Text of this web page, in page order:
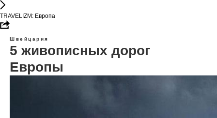
TRAVELIZM: Европа
Швейцария
5 живописных дорог
Европы